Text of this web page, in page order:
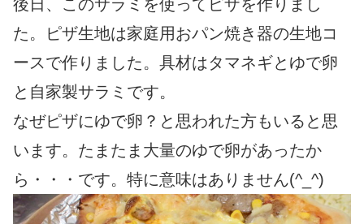
後日、このサラミを使ってピザを作りまし
た。ピザ生地は家庭用おパン焼き器の生地コ
ースで作りました。具材はタマネギとゆで卵
と自家製サラミです。
なぜピザにゆで卵？と思われた方もいると思
います。たまたま大量のゆで卵があったか
ら・・・です。特に意味はありません(^_^)